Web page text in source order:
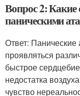
Вопрос 2:
паническими
Ответ: Панические
проявляться
быстрое
недостатка
чувство